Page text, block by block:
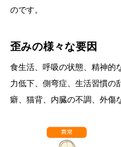
のです。
歪みの様々な要因
食生活、呼吸の状態、精神的
力低下、側弯症、生活習慣の
癖、猫背、内臓の不調、外傷